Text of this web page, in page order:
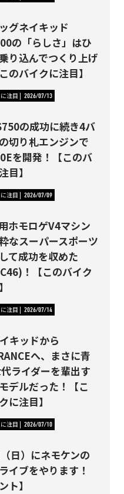
グネイキッド
の「らしさ」はひ
り込んでつくり上げ
のバイクに注目】
注目 2026/07/13
の成功に続き4バ
切り札エンジンで
を開発！【このバ
目】
注目 2026/07/09
ホモロゲV4マシン
なスーパースポーツ
て成功を収めた
！【このバイク
注目 2026/07/14
キッドから
へ、まさに青
ライダーを輩出す
デルだった！【こ
に注目】
注目 2026/07/10
日）にネモケンの
イブをやります！
ト】